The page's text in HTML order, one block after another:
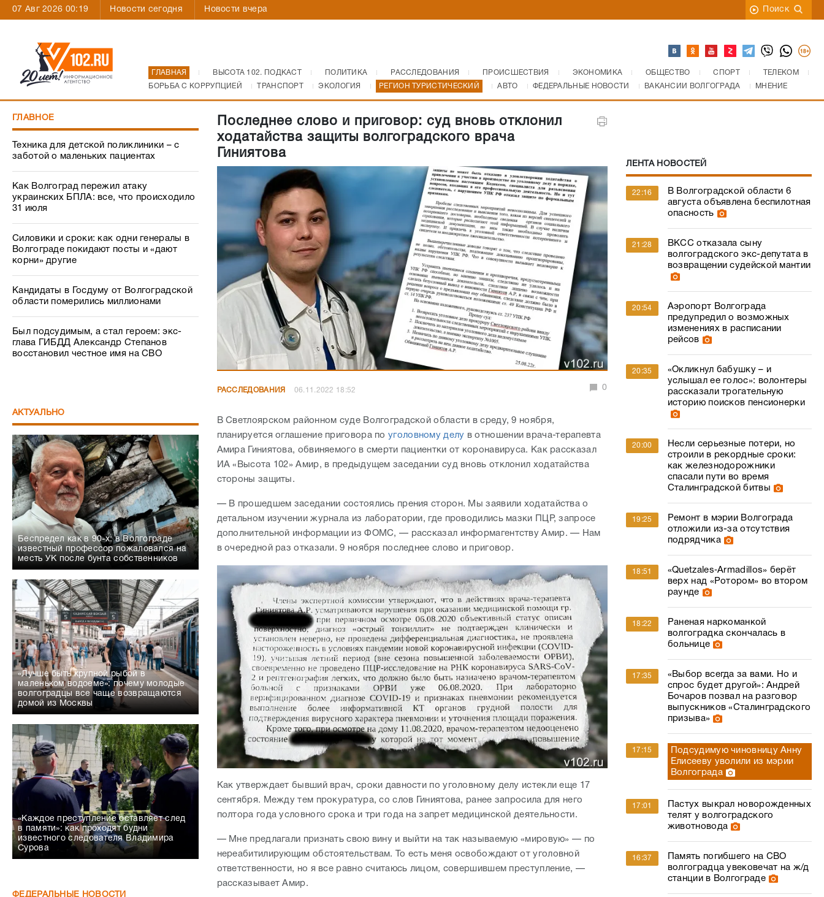
07 Авг 2026 00:19 Новости сегодня Новости вчера Поиск
ГЛАВНАЯ ВЫСОТА 102. ПОДКАСТ ПОЛИТИКА РАССЛЕДОВАНИЯ ПРОИСШЕСТВИЯ ЭКОНОМИКА ОБЩЕСТВО СПОРТ
ТЕЛЕКОМ
БОРЬБА С КОРРУПЦИЕЙ
ТРАНСПОРТ ЭКОЛОГИЯ РЕГИОН ТУРИСТИЧЕСКИЙ АВТО ФЕДЕРАЛЬНЫЕ НОВОСТИ ВАКАНСИИ ВОЛГОГРАДА МНЕНИЕ
ГЛАВНОЕ
Техника для детской поликлиники – с
заботой о маленьких пациентах
Как Волгоград пережил атаку
украинских БПЛА: все, что происходило
31 июля
Силовики и сроки: как одни генералы в
Волгограде покидают посты и «дают
корни» другие
Кандидаты в Госдуму от Волгоградской
области померились миллионами
Был подсудимым, а стал героем: экс-
глава ГИБДД Александр Степанов
восстановил честное имя на СВО
АКТУАЛЬНО
Беспредел как в 90-х: в Волгограде
известный профессор пожаловался на
месть УК после бунта собственников
«Лучше быть крупной рыбой в
маленьком водоеме»: почему молодые
волгоградцы все чаще возвращаются
домой из Москвы
«Каждое преступление оставляет след
в памяти»: как проходят будни
известного следователя Владимира
Сурова
ФЕДЕРАЛЬНЫЕ НОВОСТИ
Последнее слово и приговор: суд вновь отклонил
ходатайства защиты волгоградского врача
Гиниятова
РАССЛЕДОВАНИЯ 06.11.2022 18:52 0
В Светлоярском районном суде Волгоградской области в среду, 9 ноября,
планируется оглашение приговора поуголовному делу в отношении врача-терапевта
Амира Гиниятова, обвиняемого в смерти пациентки от коронавируса. Как рассказал
ИА «Высота 102» Амир, в предыдущем заседании суд вновь отклонил ходатайства
стороны защиты.
— В прошедшем заседании состоялись прения сторон. Мы заявили ходатайства о
детальном изучении журнала из лаборатории, где проводились мазки ПЦР, запросе
дополнительной информации из ФОМС, — рассказал информагентству Амир. — Нам
в очередной раз отказали. 9 ноября последнее слово и приговор.
Как утверждает бывший врач, сроки давности по уголовному делу истекли еще 17
сентября. Между тем прокуратура, со слов Гиниятова, ранее запросила для него
полтора года условного срока и три года на запрет медицинской деятельности.
— Мне предлагали признать свою вину и выйти на так называемую «мировую» — по
нереабитилирующим обстоятельствам. То есть меня освобождают от уголовной
ответственности, но я все равно считаюсь лицом, совершившем преступление, —
рассказывает Амир.
ЛЕНТА НОВОСТЕЙ
22:16
В Волгоградской области 6
августа объявлена беспилотная
опасность
21:28
ВКСС отказала сыну
волгоградского экс-депутата в
возвращении судейской мантии
20:54
Аэропорт Волгограда
предупредил о возможных
изменениях в расписании
рейсов
20:35
«Окликнул бабушку – и
услышал ее голос»: волонтеры
рассказали трогательную
историю поисков пенсионерки
20:00
Несли серьезные потери, но
строили в рекордные сроки:
как железнодорожники
спасали пути во время
Сталинградской битвы
19:25
Ремонт в мэрии Волгограда
отложили из-за отсутствия
подрядчика
18:51
«Quetzales‑Armadillos» берёт
верх над «Ротором» во втором
раунде
18:22
Раненая наркоманкой
волгоградка скончалась в
больнице
17:35
«Выбор всегда за вами. Но и
спрос будет другой»: Андрей
Бочаров позвал на разговор
выпускников «Сталинградского
призыва»
17:15
Подсудимую чиновницу Анну
Елисееву уволили из мэрии
Волгограда
17:01
Пастух выкрал новорожденных
телят у волгоградского
животновода
16:37
Память погибшего на СВО
волгоградца увековечат на ж/д
станции в Волгограде